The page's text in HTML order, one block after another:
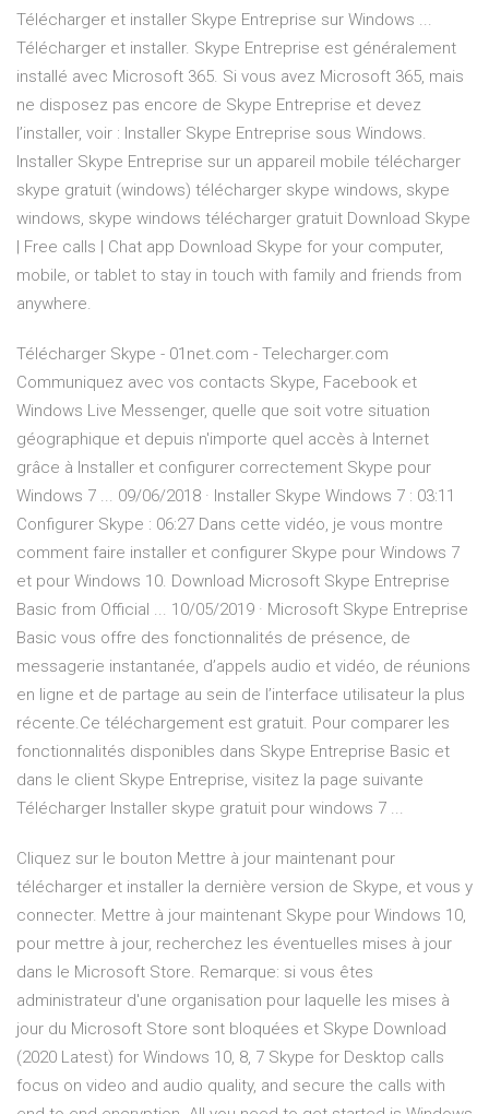
Télécharger et installer Skype Entreprise sur Windows ...
Télécharger et installer. Skype Entreprise est généralement
installé avec Microsoft 365. Si vous avez Microsoft 365, mais
ne disposez pas encore de Skype Entreprise et devez
l’installer, voir : Installer Skype Entreprise sous Windows.
Installer Skype Entreprise sur un appareil mobile télécharger
skype gratuit (windows) télécharger skype windows, skype
windows, skype windows télécharger gratuit Download Skype
| Free calls | Chat app Download Skype for your computer,
mobile, or tablet to stay in touch with family and friends from
anywhere.
Télécharger Skype - 01net.com - Telecharger.com
Communiquez avec vos contacts Skype, Facebook et
Windows Live Messenger, quelle que soit votre situation
géographique et depuis n'importe quel accès à Internet
grâce à Installer et configurer correctement Skype pour
Windows 7 ... 09/06/2018 · Installer Skype Windows 7 : 03:11
Configurer Skype : 06:27 Dans cette vidéo, je vous montre
comment faire installer et configurer Skype pour Windows 7
et pour Windows 10. Download Microsoft Skype Entreprise
Basic from Official ... 10/05/2019 · Microsoft Skype Entreprise
Basic vous offre des fonctionnalités de présence, de
messagerie instantanée, d’appels audio et vidéo, de réunions
en ligne et de partage au sein de l’interface utilisateur la plus
récente.Ce téléchargement est gratuit. Pour comparer les
fonctionnalités disponibles dans Skype Entreprise Basic et
dans le client Skype Entreprise, visitez la page suivante
Télécharger Installer skype gratuit pour windows 7 ...
Cliquez sur le bouton Mettre à jour maintenant pour
télécharger et installer la dernière version de Skype, et vous y
connecter. Mettre à jour maintenant Skype pour Windows 10,
pour mettre à jour, recherchez les éventuelles mises à jour
dans le Microsoft Store. Remarque: si vous êtes
administrateur d'une organisation pour laquelle les mises à
jour du Microsoft Store sont bloquées et Skype Download
(2020 Latest) for Windows 10, 8, 7 Skype for Desktop calls
focus on video and audio quality, and secure the calls with